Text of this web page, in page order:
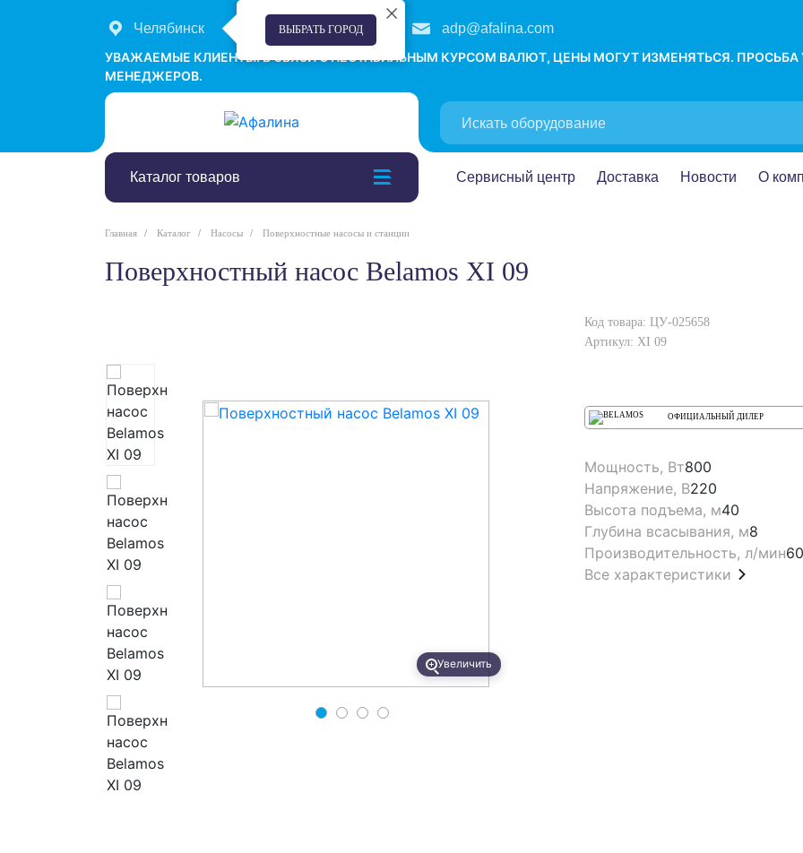
Челябинск ВЫБРАТЬ ГОРОД
+7 (351) 242-00-58 adp@afalina.com
УВАЖАЕМЫЕ КЛИЕНТЫ! В СВЯЗИ С НЕСТАБИЛЬНЫМ КУРСОМ ВАЛЮТ, ЦЕНЫ МОГУТ ИЗМЕНЯТЬСЯ.
МЕНЕДЖЕРОВ.
Каталог товаров Сервисный центр Доставка Новости О
Главная Каталог Насосы Поверхностные насосы и станции
Поверхностный насос Belamos XI 09
Увеличить
Код товара: ЦУ-025658
Артикул: XI 09
ОФИЦИАЛЬНЫЙ ДИЛЕР
Мощность, Вт800
Напряжение, В220
Высота подъема, м40
Глубина всасывания, м8
Производительность, л/мин60
Все характеристики